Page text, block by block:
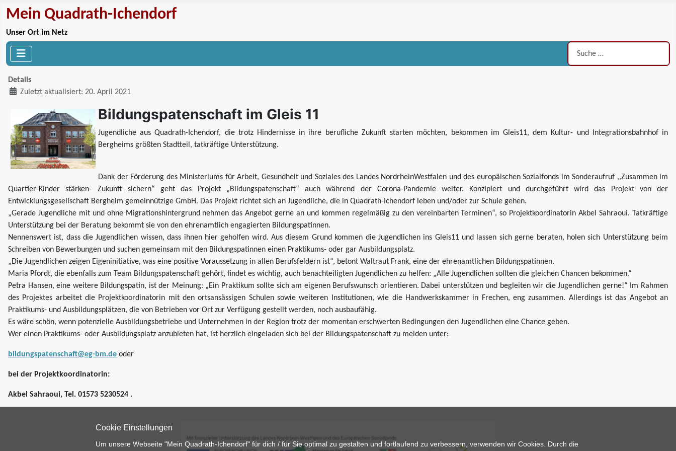
Mein Quadrath-Ichendorf
Unser Ort im Netz
Suchen
Details
Zuletzt aktualisiert: 20. April 2021
Bildungspatenschaft im Gleis 11
Jugendliche aus Quadrath-Ichendorf, die trotz Hindernisse in ihre berufliche Zukunft starten möchten, bekommen im Gleis11, dem Kultur- und Integrationsbahnhof in
Bergheims größten Stadtteil, tatkräftige Unterstützung.
Dank der Förderung des Ministeriums für Arbeit, Gesundheit und Soziales des Landes NordrheinWestfalen und des europäischen Sozialfonds im Sonderaufruf ,,Zusammen im
Quartier-Kinder stärken- Zukunft sichern“ geht das Projekt „Bildungspatenschaft“ auch während der Corona-Pandemie weiter. Konzipiert und durchgeführt wird das Projekt von der
Entwicklungsgesellschaft Bergheim gemeinnützige GmbH. Das Projekt richtet sich an Jugendliche, die in Quadrath-Ichendorf leben und/oder zur Schule gehen.
„Gerade Jugendliche mit und ohne Migrationshintergrund nehmen das Angebot gerne an und kommen regelmäßig zu den vereinbarten Terminen“, so Projektkoordinatorin Akbel Sahraoui. Tatkräftige
Unterstützung bei der Beratung bekommt sie von den ehrenamtlich engagierten Bildungspatinnen.
Nennenswert ist, dass die Jugendlichen wissen, dass ihnen hier geholfen wird. Aus diesem Grund kommen die Jugendlichen ins Gleis11 und lassen sich gerne beraten, holen sich Unterstützung beim
Schreiben von Bewerbungen und suchen gemeinsam mit den Bildungspatinnen einen Praktikums- oder gar Ausbildungsplatz.
„Die Jugendlichen zeigen Eigeninitiative, was eine positive Voraussetzung in allen Berufsfeldern ist“, betont Waltraut Frank, eine der ehrenamtlichen Bildungspatinnen.
Maria Pfordt, die ebenfalls zum Team Bildungspatenschaft gehört, findet es wichtig, auch benachteiligten Jugendlichen zu helfen: „Alle Jugendlichen sollten die gleichen Chancen bekommen.“
Petra Hansen, eine weitere Bildungspatin, ist der Meinung: „Ein Praktikum sollte sich am eigenen Berufswunsch orientieren. Dabei unterstützen und begleiten wir die Jugendlichen gerne!“ Im Rahmen
des Projektes arbeitet die Projektkoordinatorin mit den ortsansässigen Schulen sowie weiteren Institutionen, wie die Handwerkskammer in Frechen, eng zusammen. Allerdings ist das Angebot an
Praktikums- und Ausbildungsplätzen, die von Betrieben vor Ort zur Verfügung gestellt werden, noch ausbaufähig.
Es wäre schön, wenn potenzielle Ausbildungsbetriebe und Unternehmen in der Region trotz der momentan erschwerten Bedingungen den Jugendlichen eine Chance geben.
Wer einen Praktikums- oder Ausbildungsplatz anzubieten hat, ist herzlich eingeladen sich bei der Bildungspatenschaft zu melden unter:
bildungspatenschaft@eg-bm.de oder
bei der Projektkoordinatorin:
Akbel Sahraoui, Tel. 01573 5230524 .
Cookie Einstellungen
Um unsere Webseite "Mein Quadrath-Ichendorf" für dich / für Sie optimal zu gestalten und fortlaufend zu verbessern, verwenden wir Cookies. Durch die